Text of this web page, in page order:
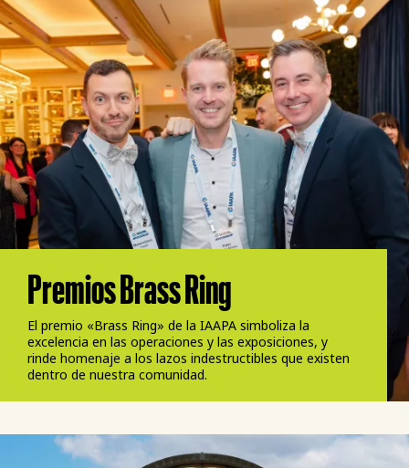
Premios Brass Ring
El premio «Brass Ring» de la IAAPA simboliza la
excelencia en las operaciones y las exposiciones, y
rinde homenaje a los lazos indestructibles que existen
dentro de nuestra comunidad.